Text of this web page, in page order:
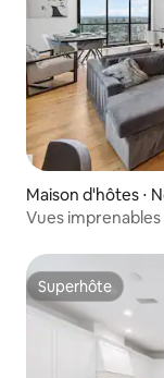
Maison d'hôtes ⋅
Vues imprenables
Superhôte
Superhôte